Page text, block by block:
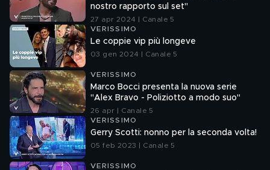
nostro rapporto sul set"
27 apr 2024 | Canale 5
VERISSIMO
Le coppie vip più longeve
03 gen 2024 | Canale 5
VERISSIMO
Marco Bocci presenta la nuova serie
"Alex Bravo - Poliziotto a modo suo"
26 apr | Canale 5
VERISSIMO
Gerry Scotti: nonno per la seconda volta!
05 feb 2023 | Canale 5
VERISSIMO